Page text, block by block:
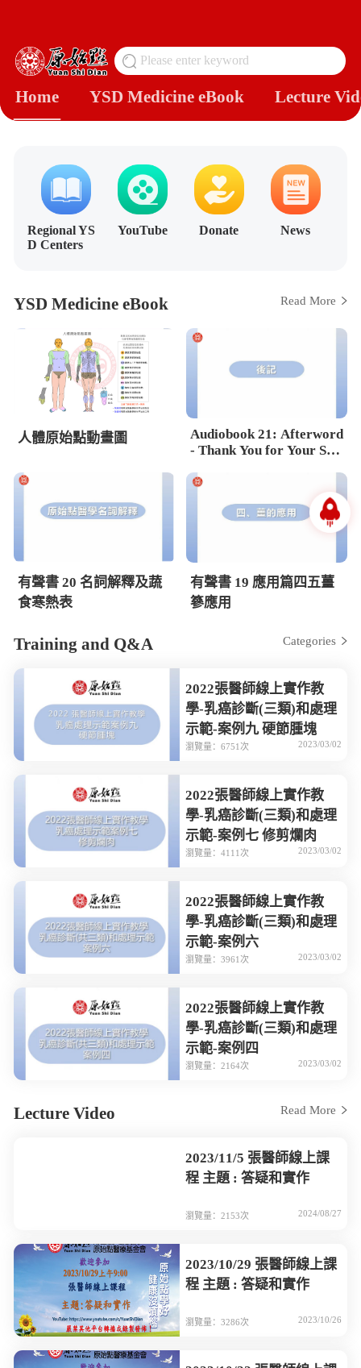
Please enter keyword
Home YSD Medicine eBook Lecture
Regional YS
D Centers
YouTube Donate News
YSD Medicine eBook Read More
人體原始點動畫圖
Audiobook 21: Afterword
- Thank You for Your Sup
有聲書 20 名詞解釋及蔬
食寒熱表
有聲書 19 應用篇四五薑
篸應用
Training and Q&A Categories
2022張醫師線上實作教
學-乳癌診斷(三類)和處理
示範-案例九 硬節腫塊
瀏覽量：6751次 2023/03/02
2022張醫師線上實作教
學-乳癌診斷(三類)和處理
示範-案例七 修剪爛肉
瀏覽量：4111次 2023/03/02
2022張醫師線上實作教
學-乳癌診斷(三類)和處理
示範-案例六
瀏覽量：3961次 2023/03/02
2022張醫師線上實作教
學-乳癌診斷(三類)和處理
示範-案例四
瀏覽量：2164次 2023/03/02
Lecture Video Read More
2023/11/5 張醫師線上課
程 主題 : 答疑和實作
瀏覽量：2153次 2024/08/27
2023/10/29 張醫師線上課
程 主題 : 答疑和實作
瀏覽量：3286次 2023/10/26